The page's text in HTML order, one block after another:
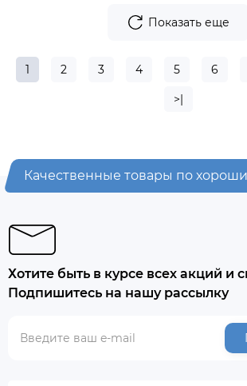
Показать еще
1 2 3 4 5 6
>|
Качественные товары по
Хотите быть в курсе всех акций и
Подпишитесь на нашу рассылку